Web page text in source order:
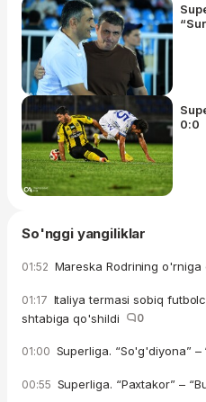
0:0
So'nggi yangiliklar
01:52 Mareska Rodrining
01:17 Italiya termasi sobiq
shtabiga qo'shildi
0
01:00 Superliga. “So'g'diyona” –
00:55 Superliga. “Paxtakor” –